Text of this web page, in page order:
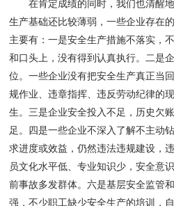
在肯定成绩的同时，我们也清醒地
生产基础还比较薄弱，一些企业存在
主要有：一是安全生产措施不落实，
和口头上，没有得到认真执行。二是
位。一些企业没有把安全生产真正当
规作业、违章指挥、违反劳动纪律的
生。三是企业安全投入不足，历史欠
足。四是一些企业不深入了解不主动
求进度或效益，仍然违法违规建设，
员文化水平低、专业知识少，安全意
前事故多发群体。六是基层安全监管
强，不少职工缺少安全生产的培训，